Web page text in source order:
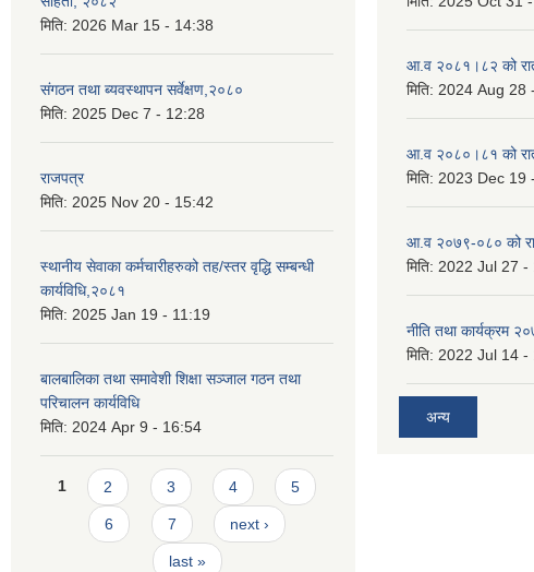
मिति: 2026 Mar 15 - 14:38
संगठन तथा ब्यवस्थापन सर्वेक्षण,२०८०
मिति: 2025 Dec 7 - 12:28
राजपत्र
मिति: 2025 Nov 20 - 15:42
स्थानीय सेवाका कर्मचारीहरुको तह/स्तर वृद्धि सम्बन्धी
कार्यविधि,२०८१
मिति: 2025 Jan 19 - 11:19
बालबालिका तथा समावेशी शिक्षा सञ्जाल गठन तथा
परिचालन कार्यविधि
मिति: 2024 Apr 9 - 16:54
Pages
1 2 3 4 5
6 7 next ›
last »
आ.व २०८१।८२ को
मिति: 2024 Aug 28
आ.व २०८०।८१ को
मिति: 2023 Dec 19
आ.व २०७९-०८० को
मिति: 2022 Jul 27 -
नीति तथा कार्यक्रम
मिति: 2022 Jul 14 -
अन्य